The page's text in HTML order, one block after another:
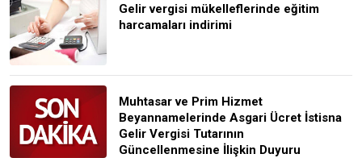
Gelir vergisi mükelleflerinde eğitim
harcamaları indirimi
Muhtasar ve Prim Hizmet
Beyannamelerinde Asgari Ücret İstisna
Gelir Vergisi Tutarının
Güncellenmesine İlişkin Duyuru